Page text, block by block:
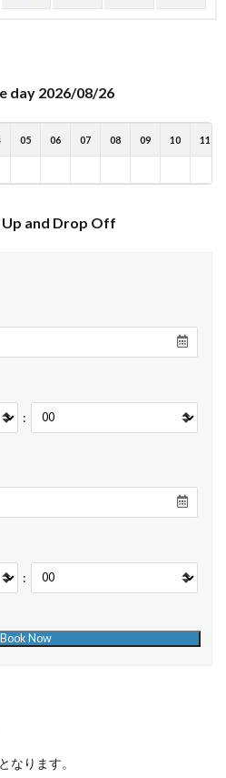
day 2026/08/26
05 06 07 08 09 10 11
and Drop Off
:
:
なります。